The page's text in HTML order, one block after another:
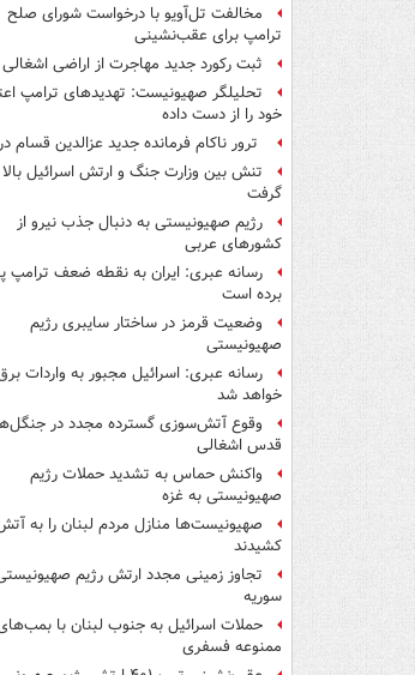
مخالفت تل‌آویو با درخواست شورای صلح
ترامپ برای عقب‌نشینی
ثبت رکورد جدید مهاجرت از اراضی اشغالی
تحلیلگر صهیونیست: تهدیدهای ترامپ
خود را از دست داده
ترور ناکام فرمانده جدید عزالدین قسام
تنش بین وزارت جنگ و ارتش اسرائیل بالا
گرفت
رژیم صهیونیستی به دنبال جذب نیرو از
کشورهای عربی
رسانه عبری: ایران به نقطه ضعف ترامپ
برده است
وضعیت قرمز در ساختار سایبری رژیم
صهیونیستی
رسانه عبری: اسرائیل مجبور به واردات
خواهد شد
وقوع آتش‌سوزی گسترده مجدد در
قدس اشغالی
واکنش حماس به تشدید حملات رژیم
صهیونیستی به غزه
صهیونیست‌ها منازل مردم لبنان را به
کشیدند
تجاوز زمینی مجدد ارتش رژیم
سوریه
حملات اسرائیل به جنوب لبنان با
ممنوعه فسفری